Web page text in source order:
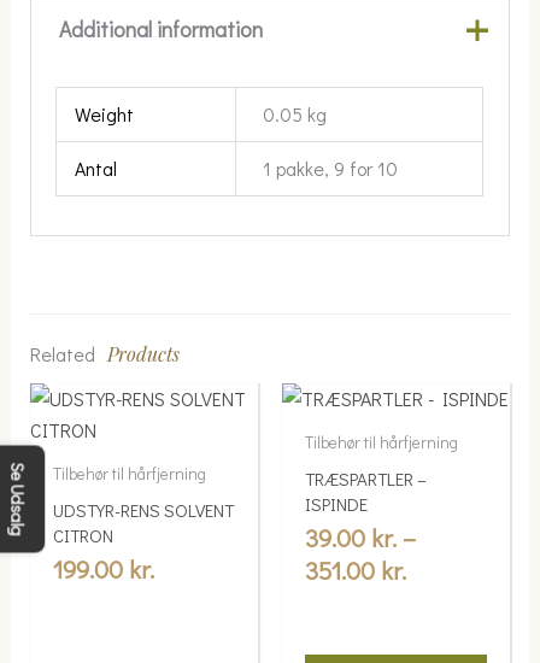
Additional information
Weight 0.05 kg
Antal 1 pakke, 9 for 10
Related Products
Tilbehør til hårfjerning
UDSTYR-RENS SOLVENT
CITRON
199.00 kr.
Tilbehør til hårfjerning
TRÆSPARTLER –
ISPINDE
39.00 kr. –
351.00 kr.
Price
range:
39.00 kr.
through
This
multiple
variants.
The
options
Se Udsalg